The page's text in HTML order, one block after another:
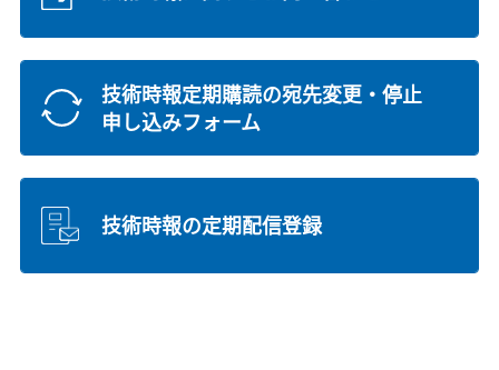
技術時報定期購読の宛先変更・停止
申し込みフォーム
技術時報の定期配信登録